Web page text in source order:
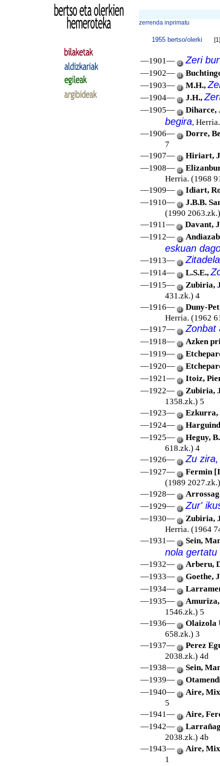
zerrenda inprimatu
1955 bertso/olerki [1]
—1901— Zeri
—1902—
—1903—
M.H.,
—1904— J.H.,
—1905— Diharce,
begira,
—1906—
Dorre,
7
—1907—
Hiriart,
—1908—
Herria. (1968
—1909—
Idiart,
—1910—
J.B.B.
(1990
—1911—
Davant,
—1912—
eskuan
—1913—
—1914— L.S.E.,
—1915—
Zubiria,
431.zk.) 4
—1916—
Duny-
Herria. (1962
—1917—
Zonbat
—1918—
Azken
—1919—
—1920—
—1921—
Itoiz,
—1922—
Zubiria,
1358.zk.) 5
—1923—
Ezkurra,
—1924—
—1925—
Heguy,
618.zk.) 4
—1926—
Zu
—1927—
Fermin
(1989
—1928—
—1929—
Zur'
—1930—
Zubiria,
Herria. (1964
—1931—
Sein,
nola gertatu
—1932—
Arberu,
—1933—
Goethe,
—1934—
—1935—
1546.zk.) 5
—1936—
Olaizola
658.zk.) 3
—1937—
Perez
2038.zk.) 4d
—1938—
Sein,
—1939—
—1940—
Aire,
5
—1941—
Aire,
—1942—
2038.zk.) 4b
—1943—
Aire,
1